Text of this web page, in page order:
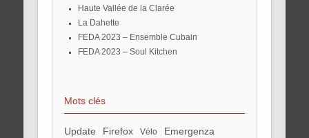
Haute Vallée de la Clarée
La Dahette
FEDA 2023 – Ensemble Cubain
FEDA 2023 – Soul Kitchen
Mots clés
update Firefox vélo
Emergenza